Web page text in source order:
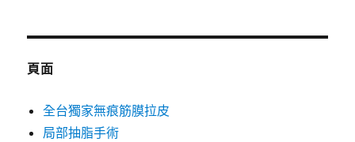
鍵
頁面
全台獨家無痕筋膜拉皮
局部抽脂手術